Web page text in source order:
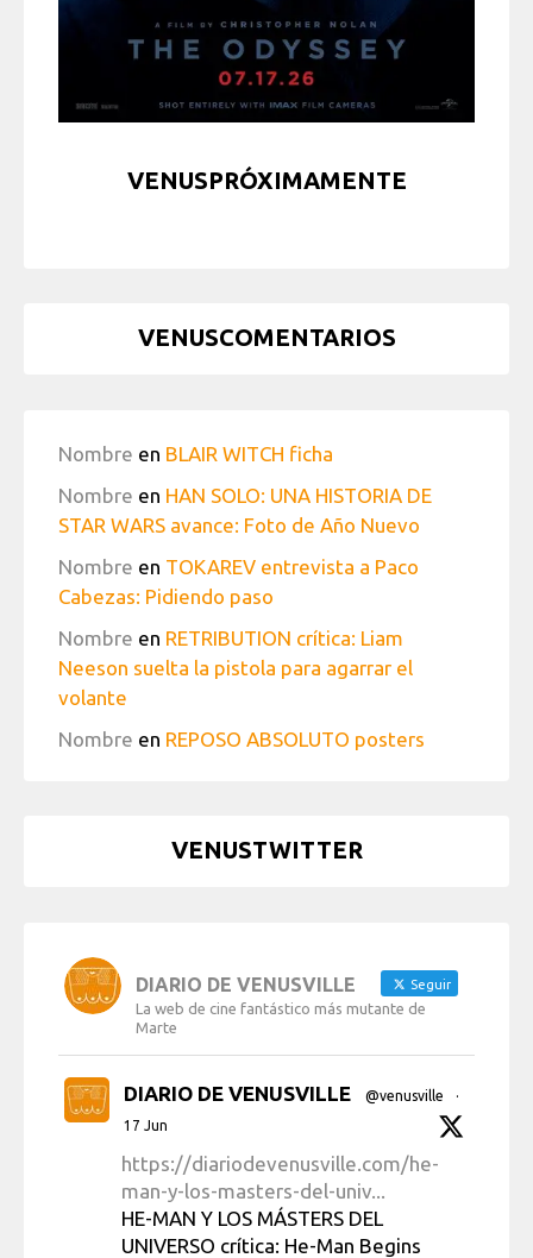
VENUSPRÓXIMAMENTE
VENUSCOMENTARIOS
Nombre en BLAIR WITCH ficha
Nombre en HAN SOLO: UNA HISTORIA DE
STAR WARS avance: Foto de Año Nuevo
Nombre en TOKAREV entrevista a Paco
Cabezas: Pidiendo paso
Nombre en RETRIBUTION crítica: Liam
Neeson suelta la pistola para agarrar el
volante
Nombre en REPOSO ABSOLUTO posters
VENUSTWITTER
DIARIO DE VENUSVILLE Seguir
La web de cine fantástico más mutante de
Marte
DIARIO DE VENUSVILLE @venusville
·
17 Jun
https://diariodevenusville.com/he-
man-y-los-masters-del-univ...
HE-MAN Y LOS MÁSTERS DEL
UNIVERSO crítica: He-Man Begins